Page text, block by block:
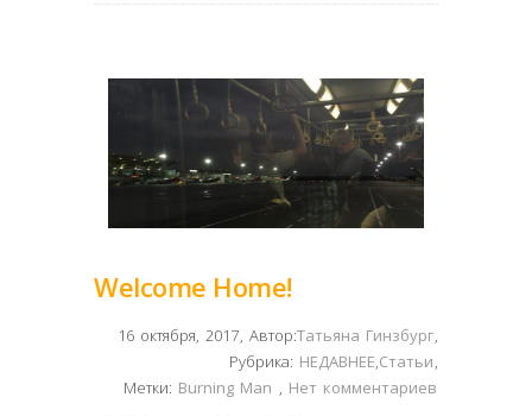
Welcome Home!
16 октября, 2017, Автор:Татьяна Гинзбург,
Рубрика: НЕДАВНЕЕ,Статьи,
Метки: Burning Man , Нет комментариев